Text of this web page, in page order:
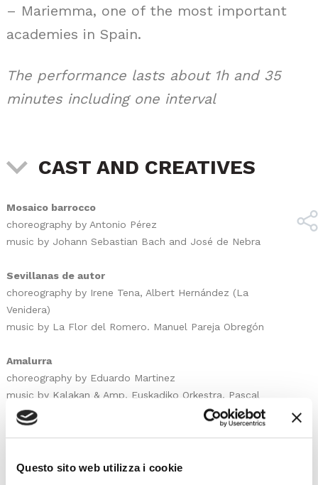
Questo sito web utilizza i cookie
– Mariemma, one of the most important
academies in Spain.
The performance lasts about 1h and 35
minutes including one interval
CAST AND CREATIVES
Mosaico barrocco
choreography by Antonio Pérez
music by Johann Sebastian Bach and José de Nebra
Sevillanas de autor
choreography by Irene Tena, Albert Hernández (La
Venidera)
music by La Flor del Romero. Manuel Pareja Obregón
Amalurra
choreography by Eduardo Martinez
music by Kalakan & Amp, Euskadiko Orkestra, Pascal
Gaigne and Manuel Garcia Matos
choreography by Axel Galán